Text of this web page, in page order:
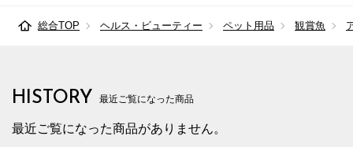
総合TOP ヘルス・ビューティー ペット用品 観賞魚
HISTORY 最近ご覧になった商品
最近ご覧になった商品がありません。